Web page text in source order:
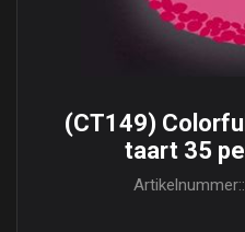
(CT149)
taart 35
Artikelnummer::